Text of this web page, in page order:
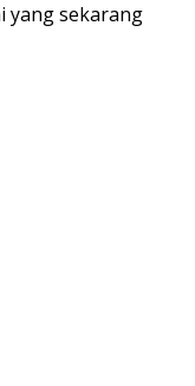
yang sekarang